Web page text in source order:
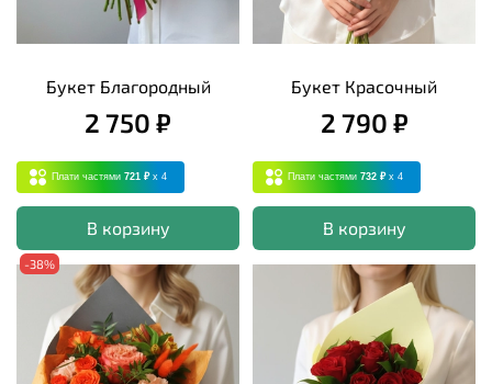
Букет Благородный
2 750 ₽
Плати частями 721 ₽ x 4
В корзину
Букет Красочный
2 790 ₽
Плати частями 732 ₽ x 4
В корзину
-38%